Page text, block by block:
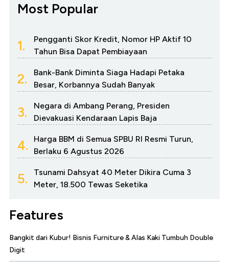
Most Popular
1.
Pengganti Skor Kredit, Nomor HP Aktif 10
Tahun Bisa Dapat Pembiayaan
2.
Bank-Bank Diminta Siaga Hadapi Petaka
Besar, Korbannya Sudah Banyak
3.
Negara di Ambang Perang, Presiden
Dievakuasi Kendaraan Lapis Baja
4.
Harga BBM di Semua SPBU RI Resmi Turun,
Berlaku 6 Agustus 2026
5.
Tsunami Dahsyat 40 Meter Dikira Cuma 3
Meter, 18.500 Tewas Seketika
Features
Bangkit dari Kubur! Bisnis Furniture & Alas Kaki Tumbuh Double
Digit